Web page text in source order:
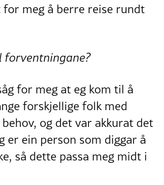
for meg å berre reise rundt
for meg at eg kom til å
forskjellige folk med
og det var akkurat det
er ein person som diggar å
så dette passa meg midt i